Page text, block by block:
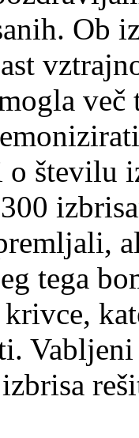
Ob
številu
tega